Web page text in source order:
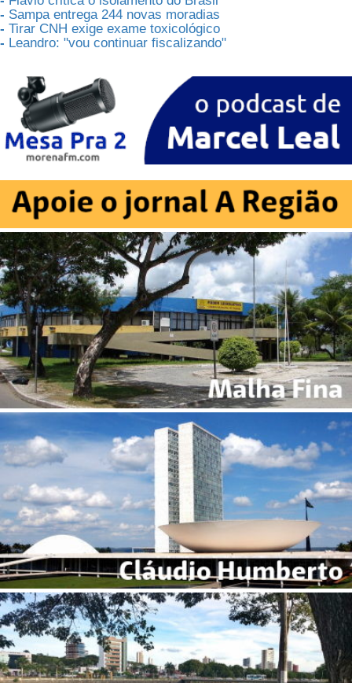
- Sampa entrega 244 novas moradias
- Tirar CNH exige exame toxicológico
- Leandro: "vou continuar fiscalizando"